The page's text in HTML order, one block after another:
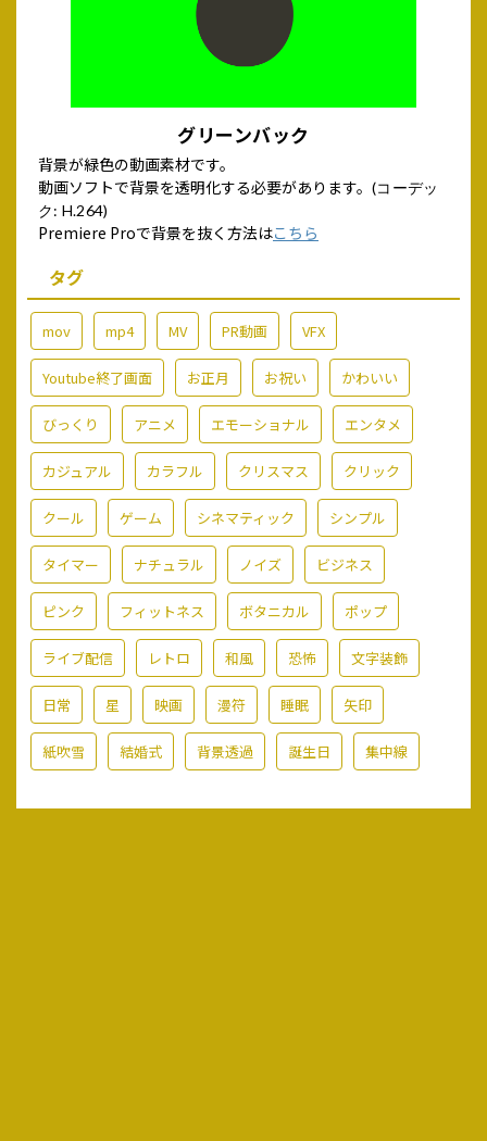
グリーンバック
背景が緑色の動画素材です。
動画ソフトで背景を透明化する必要があります。 (コーデッ
ク: H.264)
Premiere Proで背景を抜く方法はこちら
タグ
mov mp4 MV PR動画 VFX
Youtube終了画面 お正月 お祝い かわいい
びっくり アニメ エモーショナル エンタメ
カジュアル カラフル クリスマス クリック
クール ゲーム シネマティック シンプル
タイマー ナチュラル ノイズ ビジネス
ピンク フィットネス ボタニカル ポップ
ライブ配信 レトロ 和風 恐怖 文字装飾
日常 星 映画 漫符 睡眠 矢印
紙吹雪 結婚式 背景透過 誕生日 集中線